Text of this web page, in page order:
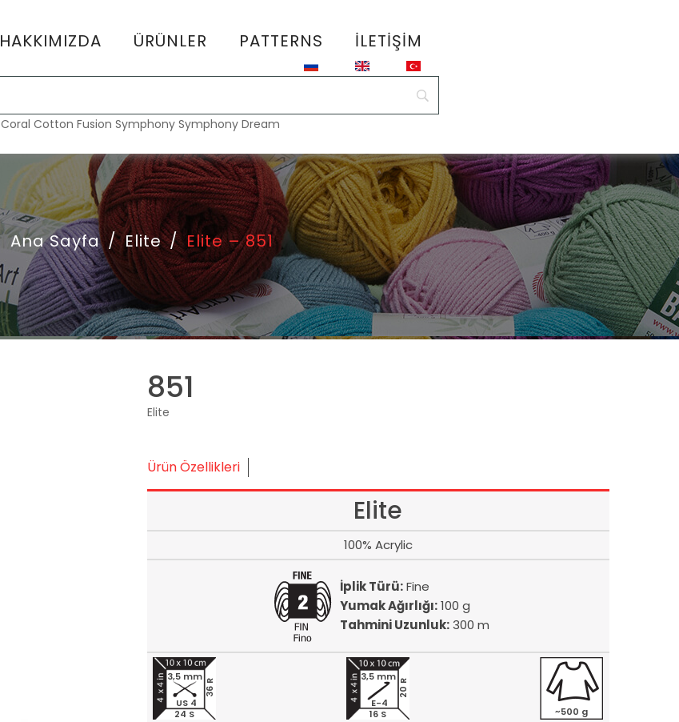
HAKKIMIZDA ÜRÜNLER PATTERNS İLETIŞIM
Coral Cotton Fusion Symphony Symphony Dream
Ana Sayfa / Elite / Elite – 851
851
Elite
Ürün Özellikleri
Elite
100% Acrylic
İplik Türü:Fine
Yumak Ağırlığı:100 g
Tahmini Uzunluk:300 m
24 S
36 R
3,5 mm
US 4
16 S
20 R
3,5 mm
E-4
~500 g